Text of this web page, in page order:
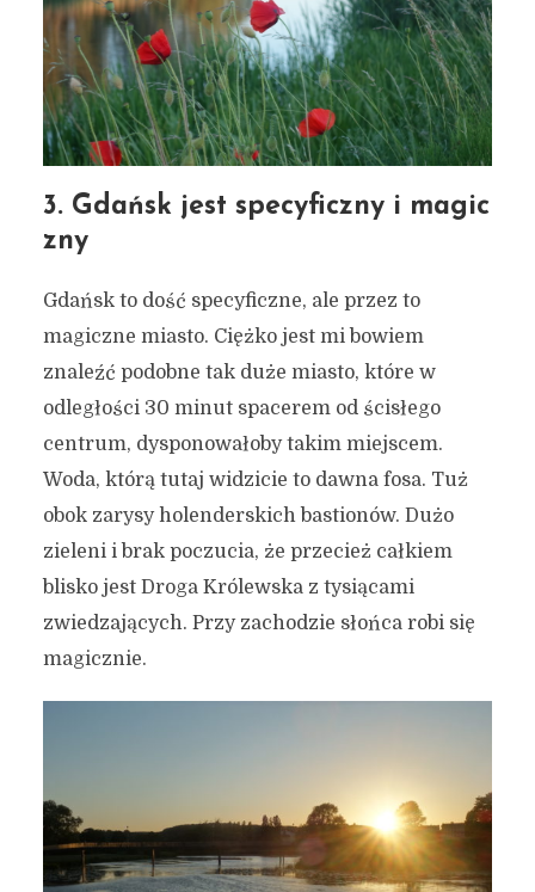
3. Gdańsk jest specyficzny i magic
zny
Gdańsk to dość specyficzne, ale przez to
magiczne miasto. Ciężko jest mi bowiem
znaleźć podobne tak duże miasto, które w
odległości 30 minut spacerem od ścisłego
centrum, dysponowałoby takim miejscem.
Woda, którą tutaj widzicie to dawna fosa. Tuż
obok zarysy holenderskich bastionów. Dużo
zieleni i brak poczucia, że przecież całkiem
blisko jest Droga Królewska z tysiącami
zwiedzających. Przy zachodzie słońca robi się
magicznie.